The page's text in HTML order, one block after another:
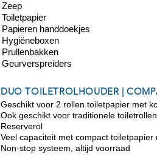
Zeep
Toiletpapier
Papieren handdoekjes
Hygiëneboxen
Prullenbakken
Geurverspreiders
DUO TOILETROLHOUDER |
Geschikt voor 2 rollen toiletpapier met
Ook geschikt voor traditionele toiletrollen
Reserverol
Veel capaciteit met compact toiletpapier
Non-stop systeem, altijd voorraad